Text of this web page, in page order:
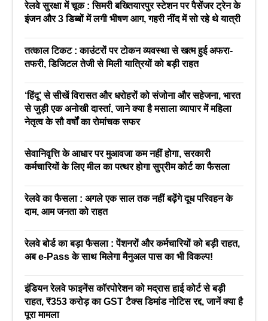
रेलवे सुरक्षा में चूक : सिमरी बख्तियारपुर स्टेशन पर पैसेंजर ट्रेन के
इंजन और 3 डिब्बों में लगी भीषण आग, गहरी नींद में सो रहे थे यात्री
तत्काल टिकट : काउंटरों पर टोकन व्यवस्था से खत्म हुई अफरा-
तफरी, डिजिटल तेजी से मिली यात्रियों को बड़ी राहत
‘हिंदू’ से सीखें विरासत और धरोहरों को संजोना और सहेजना, भारत
से जुड़ी एक अनोखी दास्तां, जाने क्या है मसाला व्यापार में महिला
नेतृत्व के सौ वर्षों का रोमांचक सफर
सेवानिवृत्ति के आधार पर मुआवजा कम नहीं होगा, सरकारी
कर्मचारियों के लिए मील का पत्थर होगा सुप्रीम कोर्ट का फैसला
रेलवे का फैसला : अगले एक साल तक नहीं बढ़ेंगे दूध परिवहन के
दाम, आम जनता को राहत
रेलवे बोर्ड का बड़ा फैसला : पेंशनरों और कर्मचारियों को बड़ी राहत,
अब e-Pass के साथ मिलेगा मैनुअल पास का भी विकल्प!
इंडियन रेलवे फाइनेंस कॉरपोरेशन को मद्रास हाई कोर्ट से बड़ी
राहत, ₹353 करोड़ का GST टैक्स डिमांड नोटिस रद्द, जानें क्या है
पूरा मामला